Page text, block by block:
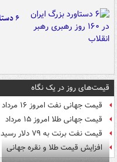
۶ دستاورد بزرگ ایران در ۱۶۰ روز رهبری رهبر انقلاب
قیمت‌های روز در یک نگاه
قیمت جهانی نفت امروز ۱۶ مرداد
قیمت جهانی طلا امروز ۱۵ مرداد
قیمت نفت برنت به ۷۹ دلار رسید
افزایش قیمت طلا و نقره جهانی